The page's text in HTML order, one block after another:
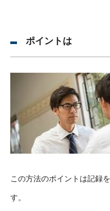
ポイントは
この方法のポイントは記録
す。